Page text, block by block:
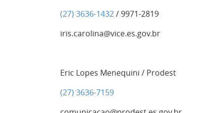
(27) 3636-1432/ 9971-2819
iris.carolina@vice.es.gov.br
Eric Lopes Menequini / Prodest
(27) 3636-7159